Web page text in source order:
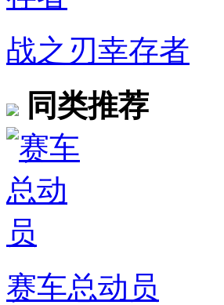
战之刃幸存者
同类推荐
赛车总动员